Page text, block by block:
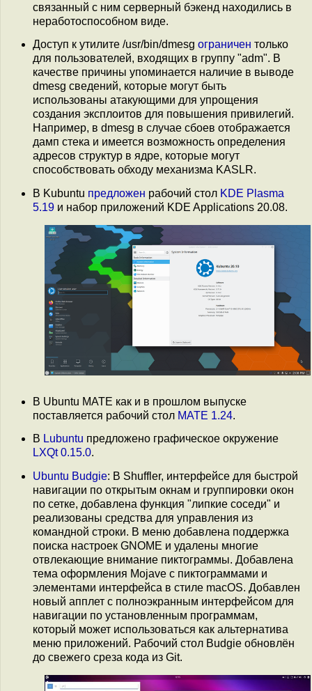
связанный с ним серверный бэкенд находились в
неработоспособном виде.
Доступ к утилите /usr/bin/dmesg ограничен только
для пользователей, входящих в группу "adm". В
качестве причины упоминается наличие в выводе
dmesg сведений, которые могут быть
использованы атакующими для упрощения
создания эксплоитов для повышения привилегий.
Например, в dmesg в случае сбоев отображается
дамп стека и имеется возможность определения
адресов структур в ядре, которые могут
способствовать обходу механизма KASLR.
В Kubuntu предложен рабочий стол KDE Plasma
5.19 и набор приложений KDE Applications 20.08.
В Ubuntu MATE как и в прошлом выпуске
поставляется рабочий стол MATE 1.24.
В Lubuntu предложено графическое окружение
LXQt 0.15.0.
Ubuntu Budgie: В Shuffler, интерфейсе для быстрой
навигации по открытым окнам и группировки окон
по сетке, добавлена функция "липкие соседи" и
реализованы средства для управления из
командной строки. В меню добавлена поддержка
поиска настроек GNOME и удалены многие
отвлекающие внимание пиктограммы. Добавлена
тема оформления Mojave с пиктограммами и
элементами интерфейса в стиле macOS. Добавлен
новый апплет с полноэкранным интерфейсом для
навигации по установленным программам,
который может использоваться как альтернатива
меню приложений. Рабочий стол Budgie обновлён
до свежего среза кода из Git.